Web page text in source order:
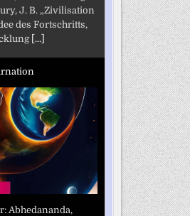
J. B. „Zivilisation
des Fortschritts,
[...]
Abhedananda,